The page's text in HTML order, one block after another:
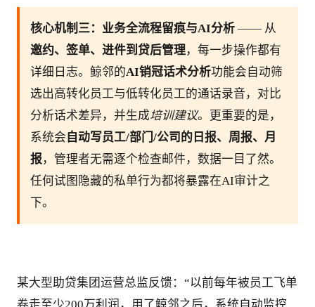
核心机制三：业务全流程留痕与AI分析 —— 从
邀约、签单、进件到贷后管理，每一步操作都有
详细日志。鲸邻的AI销冠话术分析功能会自动筛
选出高转化员工与低转化员工的通话录音，对比
分析话术差异，并生成培训建议。更重要的是，
系统会 自动写员工/部门/公司的日报、周报、月
报，管理者无需逐个检查邮件，数据一目了然。
任何试图隐藏的私单行为都将暴露在AI审计之
下。
某大型助贷集团运营总监反馈：“以前每年被员工飞单
卷走至少200万利润，用了鲸邻之后，系统自动监控